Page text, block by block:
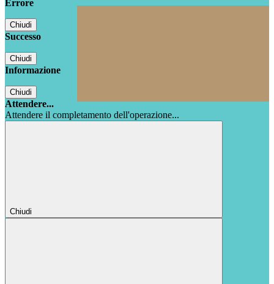
Errore
Chiudi
Successo
Chiudi
Informazione
Chiudi
Attendere...
Attendere il completamento dell'operazione...
Chiudi